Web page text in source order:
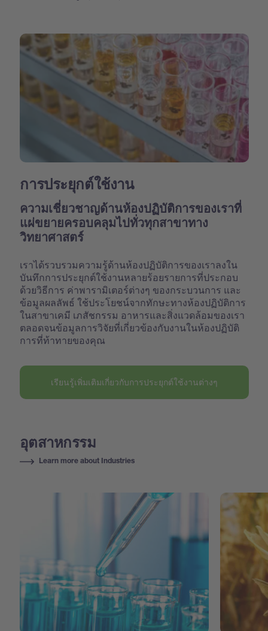
การประยุกต์ใช้งาน
ความเชี่ยวชาญด้านห้องปฏิบัติการของเราที่
แผ่ขยายครอบคลุมไปทั่วทุกสาขาทาง
วิทยาศาสตร์
เราได้รวบรวมความรู้ด้านห้องปฏิบัติการของเราลงใน
บันทึกการประยุกต์ใช้งานหลายร้อยรายการที่ประกอบ
ด้วยวิธีการ ค่าพารามิเตอร์ต่างๆ ของกระบวนการ และ
ข้อมูลผลลัพธ์ ใช้ประโยชน์จากทักษะทางห้องปฏิบัติการ
ในสาขาเคมี เภสัชกรรม อาหารและสิ่งแวดล้อมของเรา
ตลอดจนข้อมูลการวิจัยที่เกี่ยวข้องกับงานในห้องปฏิบัติ
การที่ท้าทายของคุณ
เรียนรู้เพิ่มเติมเกี่ยวกับการประยุกต์ใช้งานต่างๆ
อุตสาหกรรม
Learn more about Industries